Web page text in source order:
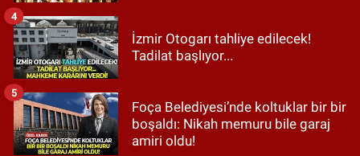
İzmir Otogarı tahliye edilecek!
Tadilat başlıyor...
4
Foça Belediyesi’nde koltuklar bir bir
boşaldı: Nikah memuru bile garaj
amiri oldu!
5